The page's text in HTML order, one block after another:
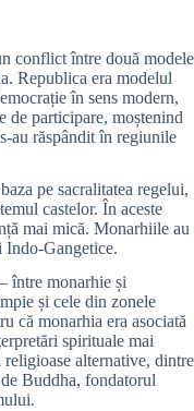
conflict între două modele
Republica era modelul
în sens modern,
de participare, moștenind
au răspândit în regiunile
pe sacralitatea regelui,
castelor. În aceste
mai mică. Monarhiile au
Indo-Gangetice.
între monarhie și
și cele din zonele
că monarhia era asociată
spirituale mai
alternative, dintre
Buddha, fondatorul